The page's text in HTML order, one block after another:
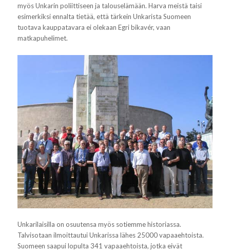
myös Unkarin poliittiseen ja talouselämään. Harva meistä taisi
esimerkiksi ennalta tietää, että tärkein Unkarista Suomeen
tuotava kauppatavara ei olekaan Egri bikavér, vaan
matkapuhelimet.
Unkarilaisilla on osuutensa myös sotiemme historiassa.
Talvisotaan ilmoittautui Unkarissa lähes 25000 vapaaehtoista.
Suomeen saapui lopulta 341 vapaaehtoista, jotka eivät